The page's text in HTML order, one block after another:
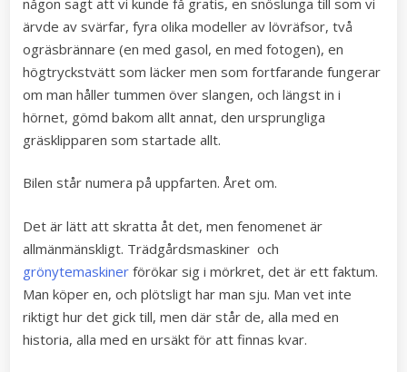
ärvde av svärfar, fyra olika modeller av lövräfsor, två
ogräsbrännare (en med gasol, en med fotogen), en
högtryckstvätt som läcker men som fortfarande fungerar
om man håller tummen över slangen, och längst in i
hörnet, gömd bakom allt annat, den ursprungliga
gräsklipparen som startade allt.
Bilen står numera på uppfarten. Året om.
Det är lätt att skratta åt det, men fenomenet är
allmänmänskligt. Trädgårdsmaskiner och
grönytemaskiner förökar sig i mörkret, det är ett faktum.
Man köper en, och plötsligt har man sju. Man vet inte
riktigt hur det gick till, men där står de, alla med en
historia, alla med en ursäkt för att finnas kvar.